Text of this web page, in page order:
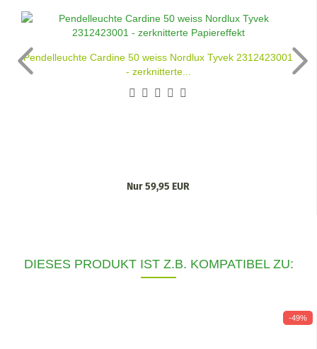
Pendelleuchte Cardine 50 weiss Nordlux Tyvek 2312423001
- zerknitterte...
Nur 59,95 EUR
DIESES PRODUKT IST Z.B. KOMPATIBEL ZU:
-49%